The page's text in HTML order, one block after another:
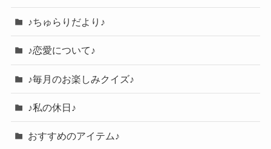
♪ちゅらりだより♪
♪恋愛について♪
♪毎月のお楽しみクイズ♪
♪私の休日♪
おすすめのアイテム♪